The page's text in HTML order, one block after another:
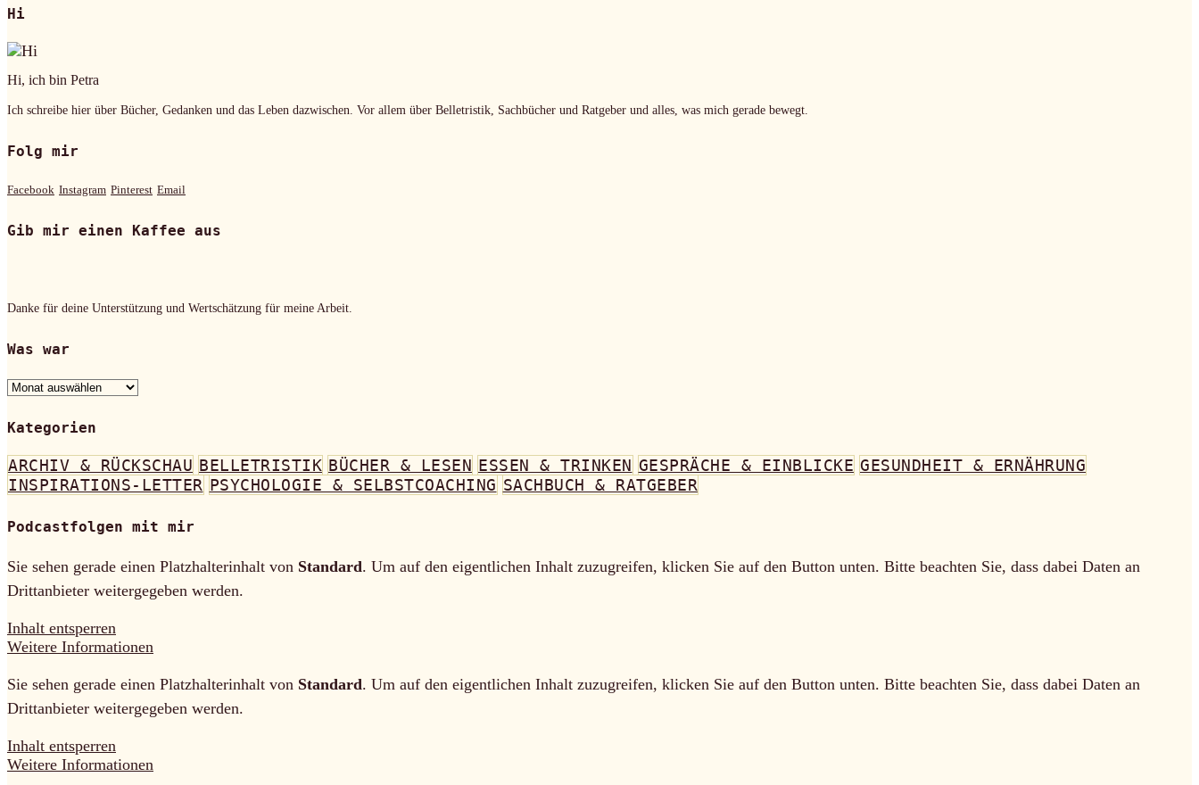
Hi
Hi, ich bin Petra
Ich schreibe hier über Bücher, Gedanken und das Leben dazwischen. Vor allem über Belletristik, Sachbücher und Ratgeber und alles, was mich gerade bewegt.
Folg mir
Facebook Instagram Pinterest Email
Gib mir einen Kaffee aus
Danke für deine Unterstützung und Wertschätzung für meine Arbeit.
Was war
Was
Kategorien
ARCHIV & RÜCKSCHAU BELLETRISTIK BÜCHER & LESEN ESSEN & TRINKEN GESPRÄCHE & EINBLICKE GESUNDHEIT & ERNÄHRUNG
INSPIRATIONS-LETTER PSYCHOLOGIE & SELBSTCOACHING SACHBUCH & RATGEBER
Podcastfolgen mit mir
Sie sehen gerade einen Platzhalterinhalt von Standard. Um auf den eigentlichen Inhalt zuzugreifen, klicken Sie auf den Button unten. Bitte beachten Sie, dass dabei Daten an
Drittanbieter weitergegeben werden.
Inhalt entsperren
Weitere Informationen
Sie sehen gerade einen Platzhalterinhalt von Standard. Um auf den eigentlichen Inhalt zuzugreifen, klicken Sie auf den Button unten. Bitte beachten Sie, dass dabei Daten an
Drittanbieter weitergegeben werden.
Inhalt entsperren
Weitere Informationen